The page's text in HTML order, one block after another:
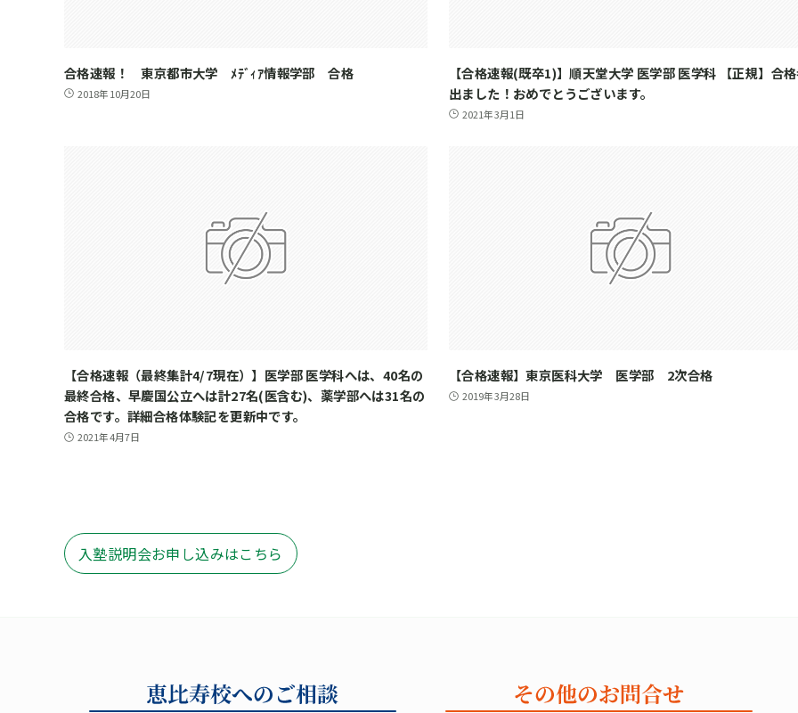
合格速報！ 東京都市大学 ﾒﾃﾞｨｱ情報学部 合格
2018年10月20日
【合格速報(既卒1)】順天堂大学 医学部 医学科 【正規】合
出ました！おめでとうございます。
2021年3月1日
【合格速報（最終集計4/7現在）】医学部 医学科へは、40名の
最終合格、早慶国公立へは計27名(医含む)、薬学部へは31名の
合格です。詳細合格体験記を更新中です。
2021年4月7日
【合格速報】東京医科大学 医学部 2次合格
2019年3月28日
入塾説明会お申し込みはこちら